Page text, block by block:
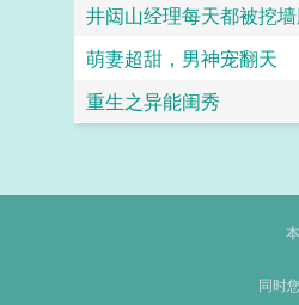
井闼山经理每天都被挖
萌妻超甜，男神宠翻天
重生之异能闺秀
同时